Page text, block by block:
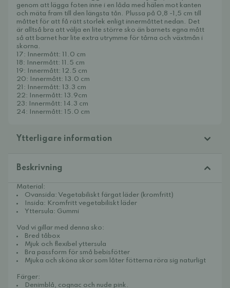
genom att lägga foten inne i en låda med hälen mot kanten
och mäta fram till den längsta tån. Plussa på 0,8 -1,5 cm till
måttet för att få rätt storlek enligt innermåttet nedan. Det
är alltså bra att välja en lite större sko än barnets egna mått
så att barnet har lite extra utrymme för tårna och växtmån i
skorna.
17: Innermått: 11.0 cm
18: Innermått: 11.5 cm
19: Innermått: 12.5 cm
20: Innermått: 13.0 cm
21: Innermått: 13.3 cm
22: Innermått: 13.9cm
23: Innermått: 14.3 cm
24: Innermått: 15.0 cm
Ytterligare information
Beskrivning
Material:
Ovansida: Vegetabiliskt färgat läder (kromfritt)
Insida: Kromfritt vegetabiliskt läder
Yttersula: Gummi
Vad vi gillar med denna sko:
Bred tåbox
Mjuk och flexibel yttersula
Bra passform för små bebisfötter
Mjuka och sköna skor som låter fötterna röra sig naturligt
Färger:
Denimblå, cognac och nude pink.